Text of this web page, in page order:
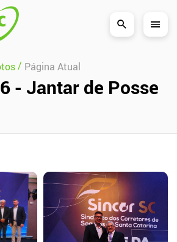
/ Página Atual
- Jantar de Posse